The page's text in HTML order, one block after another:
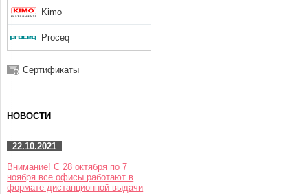
Kimo
Proceq
Сертификаты
НОВОСТИ
22.10.2021
Внимание! С 28 октября по 7
ноября все офисы работают в
формате дистанционной выдачи